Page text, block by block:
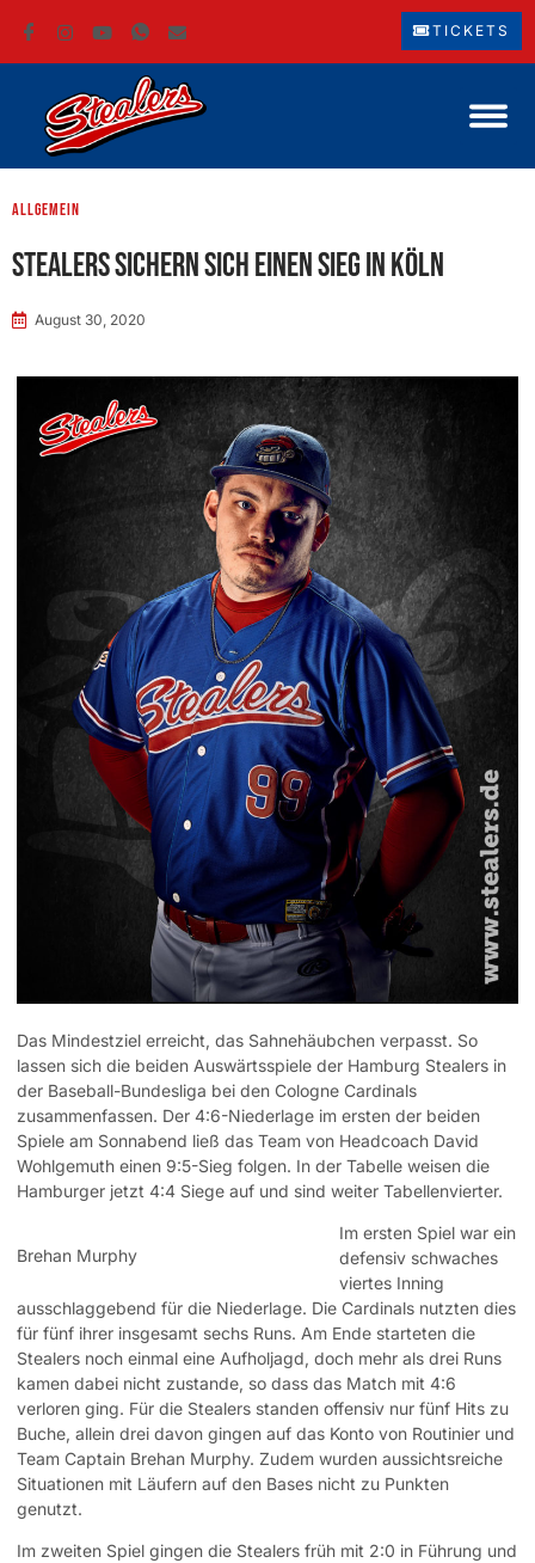
TICKETS
Allgemein
Stealers sichern sich einen Sieg in Köln
August 30, 2020
Das Mindestziel erreicht, das Sahnehäubchen verpasst. So
lassen sich die beiden Auswärtsspiele der Hamburg Stealers in
der Baseball-Bundesliga bei den Cologne Cardinals
zusammenfassen. Der 4:6-Niederlage im ersten der beiden
Spiele am Sonnabend ließ das Team von Headcoach David
Wohlgemuth einen 9:5-Sieg folgen. In der Tabelle weisen die
Hamburger jetzt 4:4 Siege auf und sind weiter Tabellenvierter.
Brehan Murphy
Im ersten Spiel war ein
defensiv schwaches
viertes Inning
ausschlaggebend für die Niederlage. Die Cardinals nutzten dies
für fünf ihrer insgesamt sechs Runs. Am Ende starteten die
Stealers noch einmal eine Aufholjagd, doch mehr als drei Runs
kamen dabei nicht zustande, so dass das Match mit 4:6
verloren ging. Für die Stealers standen offensiv nur fünf Hits zu
Buche, allein drei davon gingen auf das Konto von Routinier und
Team Captain Brehan Murphy. Zudem wurden aussichtsreiche
Situationen mit Läufern auf den Bases nicht zu Punkten
genutzt.
Im zweiten Spiel gingen die Stealers früh mit 2:0 in Führung und